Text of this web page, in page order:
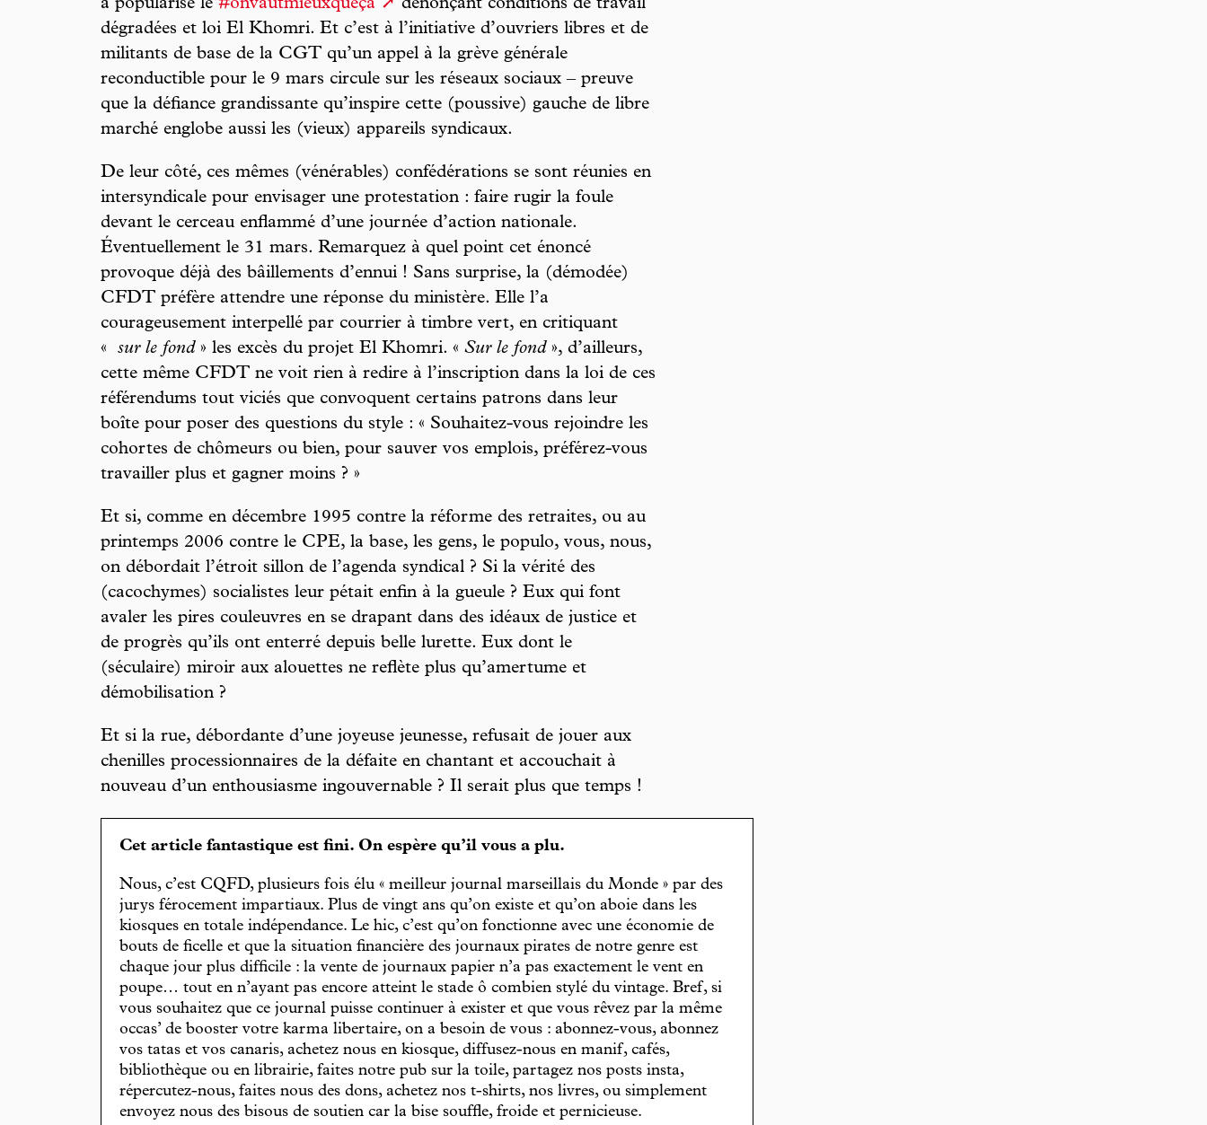
a popularisé le #onvautmieuxqueça
dénonçant conditions de travail
dégradées et loi El Khomri. Et c’est à l’initiative d’ouvriers libres et de
militants de base de la CGT qu’un appel à la grève générale
reconductible pour le 9 mars circule sur les réseaux sociaux – preuve
que la défiance grandissante qu’inspire cette (poussive) gauche de libre
marché englobe aussi les (vieux) appareils syndicaux.
De leur côté, ces mêmes (vénérables) confédérations se sont réunies en
intersyndicale pour envisager une protestation : faire rugir la foule
devant le cerceau enflammé d’une journée d’action nationale.
Éventuellement le 31 mars. Remarquez à quel point cet énoncé
provoque déjà des bâillements d’ennui ! Sans surprise, la (démodée)
CFDT préfère attendre une réponse du ministère. Elle l’a
courageusement interpellé par courrier à timbre vert, en critiquant
«
sur le fond » les excès du projet El Khomri. « Sur le fond », d’ailleurs,
cette même CFDT ne voit rien à redire à l’inscription dans la loi de ces
référendums tout viciés que convoquent certains patrons dans leur
boîte pour poser des questions du style : « Souhaitez-vous rejoindre les
cohortes de chômeurs ou bien, pour sauver vos emplois, préférez-vous
travailler plus et gagner moins ? »
Et si, comme en décembre 1995 contre la réforme des retraites, ou au
printemps 2006 contre le CPE, la base, les gens, le populo, vous, nous,
on débordait l’étroit sillon de l’agenda syndical ? Si la vérité des
(cacochymes) socialistes leur pétait enfin à la gueule ? Eux qui font
avaler les pires couleuvres en se drapant dans des idéaux de justice et
de progrès qu’ils ont enterré depuis belle lurette. Eux dont le
(séculaire) miroir aux alouettes ne reflète plus qu’amertume et
démobilisation ?
Et si la rue, débordante d’une joyeuse jeunesse, refusait de jouer aux
chenilles processionnaires de la défaite en chantant et accouchait à
nouveau d’un enthousiasme ingouvernable ? Il serait plus que temps !
Cet article fantastique est fini. On espère qu’il vous a plu.
Nous, c’est CQFD, plusieurs fois élu « meilleur journal marseillais du Monde » par des
jurys férocement impartiaux. Plus de vingt ans qu’on existe et qu’on aboie dans les
kiosques en totale indépendance. Le hic, c’est qu’on fonctionne avec une économie de
bouts de ficelle et que la situation financière des journaux pirates de notre genre est
chaque jour plus difficile : la vente de journaux papier n’a pas exactement le vent en
poupe… tout en n’ayant pas encore atteint le stade ô combien stylé du vintage. Bref, si
vous souhaitez que ce journal puisse continuer à exister et que vous rêvez par la même
occas’ de booster votre karma libertaire, on a besoin de vous : abonnez-vous, abonnez
vos tatas et vos canaris, achetez nous en kiosque, diffusez-nous en manif, cafés,
bibliothèque ou en librairie, faites notre pub sur la toile, partagez nos posts insta,
répercutez-nous, faites nous des dons, achetez nos t-shirts, nos livres, ou simplement
envoyez nous des bisous de soutien car la bise souffle, froide et pernicieuse.